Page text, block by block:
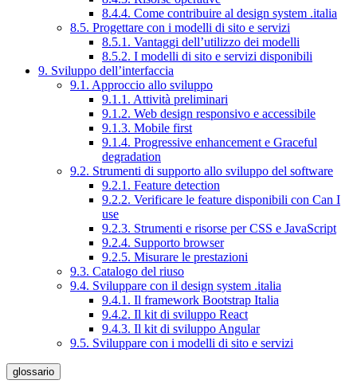
8.4.4. Come contribuire al design system .italia
8.5. Progettare con i modelli di sito e servizi
8.5.1. Vantaggi dell’utilizzo dei modelli
8.5.2. I modelli di sito e servizi disponibili
9. Sviluppo dell’interfaccia
9.1. Approccio allo sviluppo
9.1.1. Attività preliminari
9.1.2. Web design responsivo e accessibile
9.1.3. Mobile first
9.1.4. Progressive enhancement e Graceful
degradation
9.2. Strumenti di supporto allo sviluppo del software
9.2.1. Feature detection
9.2.2. Verificare le feature disponibili con Can I
use
9.2.3. Strumenti e risorse per CSS e JavaScript
9.2.4. Supporto browser
9.2.5. Misurare le prestazioni
9.3. Catalogo del riuso
9.4. Sviluppare con il design system .italia
9.4.1. Il framework Bootstrap Italia
9.4.2. Il kit di sviluppo React
9.4.3. Il kit di sviluppo Angular
9.5. Sviluppare con i modelli di sito e servizi
glossario